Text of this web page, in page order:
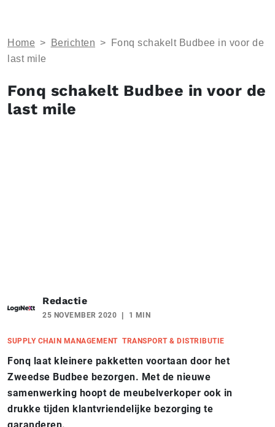
Home > Berichten >
Fonq schakelt Budbee in voor de
last mile
Fonq schakelt Budbee in voor de
last mile
Redactie
25 NOVEMBER 2020 1 MIN
SUPPLY CHAIN MANAGEMENT TRANSPORT & DISTRIBUTIE
Fonq laat kleinere pakketten voortaan door het
Zweedse Budbee bezorgen. Met de nieuwe
samenwerking hoopt de meubelverkoper ook in
drukke tijden klantvriendelijke bezorging te
garanderen.